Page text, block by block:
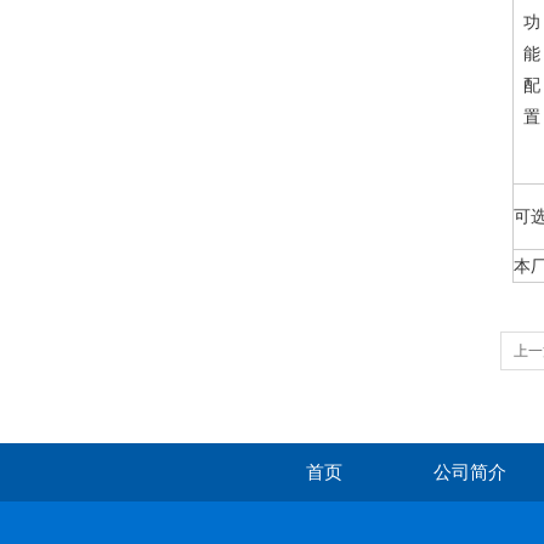
功
能
配
置
可
本
上
首页 公司简介